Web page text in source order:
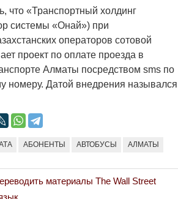
что «Транспортный холдинг
системы «Онай») при
операторов сотовой
проект по оплате проезда в
Алматы посредством sms по
номеру. Датой внедрения назывался
АБОНЕНТЫ АВТОБУСЫ АЛМАТЫ
материалы The Wall Street